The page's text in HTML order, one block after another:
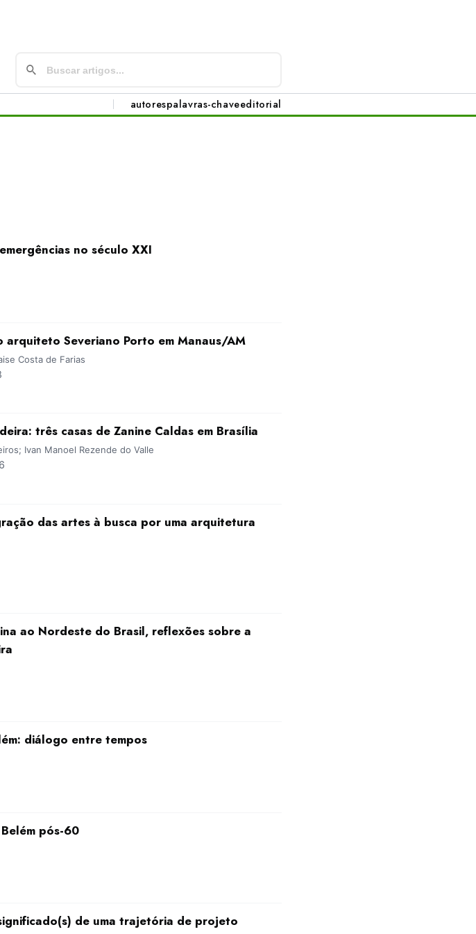
autorespalavras-chaveeditorial
no século XXI
arquiteto Severiano Porto em Manaus/AM
Costa de Farias
três casas de Zanine Caldas em Brasília
Ivan Manoel Rezende do Valle
das artes à busca por uma arquitetura
ao Nordeste do Brasil, reflexões sobre a
diálogo entre tempos
pós-60
de uma trajetória de projeto